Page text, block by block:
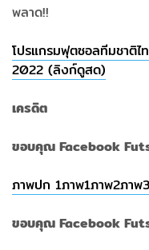
พลาด!!
โปรแกรมฟุตซอลทีมชาติ
2022 (ลิงก์ดูสด)
เครดิต
ขอบคุณ Facebook
ภาพปก 1ภาพ1ภาพ2ภาพ3
ขอบคุณ Facebook